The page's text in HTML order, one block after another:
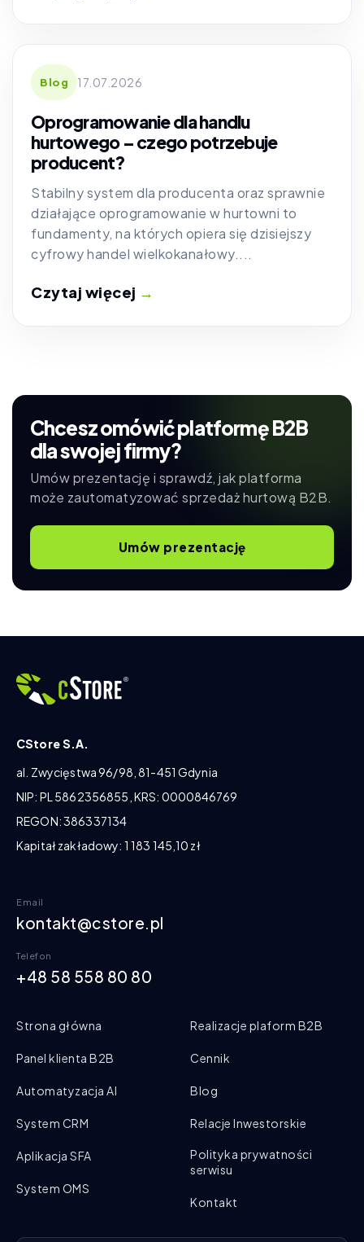
Blog 17.07.2026
Oprogramowanie dla handlu
hurtowego – czego potrzebuje
producent?
Stabilny system dla producenta oraz sprawnie
działające oprogramowanie w hurtowni to
fundamenty, na których opiera się dzisiejszy
cyfrowy handel wielkokanałowy....
Czytaj więcej →
Chcesz omówić platformę B2B
dla swojej firmy?
Umów prezentację i sprawdź, jak platforma
może zautomatyzować sprzedaż hurtową B2B.
Umów prezentację
CStore S.A.
al. Zwycięstwa 96/98, 81-451 Gdynia
NIP: PL 5862356855, KRS: 0000846769
REGON: 386337134
Kapitał zakładowy: 1 183 145,10 zł
Email
kontakt@cstore.pl
Telefon
+48 58 558 80 80
Strona główna
Panel klienta B2B
Automatyzacja AI
System CRM
Aplikacja SFA
System OMS
Realizacje plaform B2B
Cennik
Blog
Relacje Inwestorskie
Polityka prywatności
serwisu
Kontakt